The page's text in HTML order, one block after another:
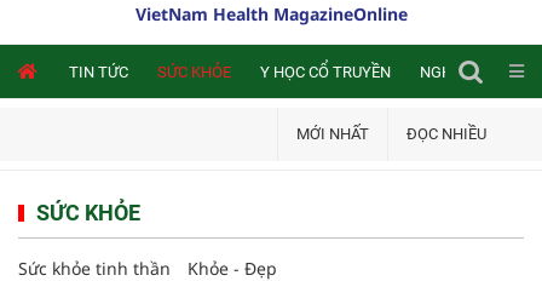
VietNam Health MagazineOnline
TIN TỨC SỨC KHỎE Y HỌC CỔ TRUYỀN NGHIÊN CỨU
MỚI NHẤT ĐỌC NHIỀU
SỨC KHỎE
Sức khỏe tinh thần Khỏe - Đẹp